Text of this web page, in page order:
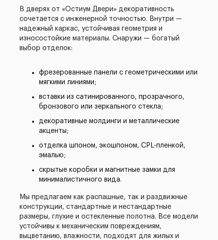
В дверях от «Остиум Двери» декоративность
сочетается с инженерной точностью. Внутри —
надежный каркас, устойчивая геометрия и
износостойкие материалы. Снаружи — богатый
выбор отделок:
фрезерованные панели с геометрическими или
мягкими линиями;
вставки из сатинированного, прозрачного,
бронзового или зеркального стекла;
декоративные молдинги и металлические
акценты;
отделка шпоном, экошпоном, CPL-пленкой,
эмалью;
скрытые коробки и магнитные замки для
минималистичного вида.
Мы предлагаем как распашные, так и раздвижные
конструкции, стандартные и нестандартные
размеры, глухие и остекленные полотна. Все модели
устойчивы к механическим повреждениям,
выцветанию, влажности, подходят для жилых и